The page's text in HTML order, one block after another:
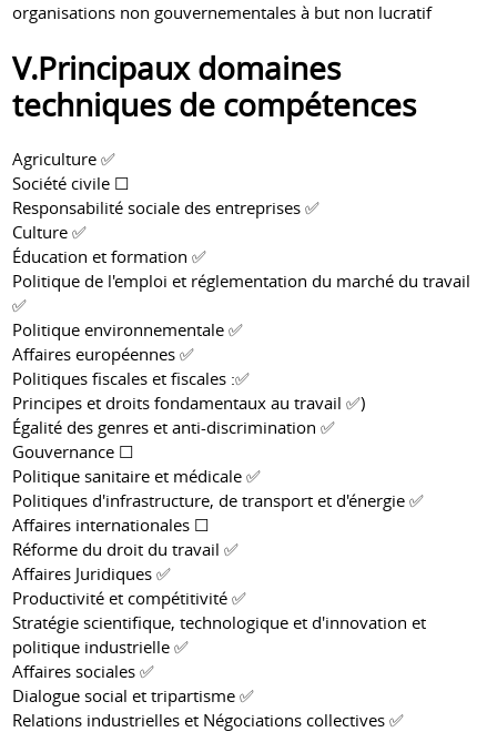
organisations non gouvernementales à but non lucratif
V.Principaux domaines
techniques de compétences
Agriculture ✅
Société civile ☐
Responsabilité sociale des entreprises ✅
Culture ✅
Éducation et formation ✅
Politique de l'emploi et réglementation du marché du travail
✅
Politique environnementale ✅
Affaires européennes ✅
Politiques fiscales et fiscales :✅
Principes et droits fondamentaux au travail ✅)
Égalité des genres et anti-discrimination ✅
Gouvernance ☐
Politique sanitaire et médicale ✅
Politiques d'infrastructure, de transport et d'énergie ✅
Affaires internationales ☐
Réforme du droit du travail ✅
Affaires Juridiques ✅
Productivité et compétitivité ✅
Stratégie scientifique, technologique et d'innovation et
politique industrielle ✅
Affaires sociales ✅
Dialogue social et tripartisme ✅
Relations industrielles et Négociations collectives ✅